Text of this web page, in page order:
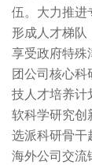
伍。大力推进
形成人才梯队
享受政府特殊
团公司核心科
技人才培养计
软科学研究创
选派科研骨干
海外公司交流